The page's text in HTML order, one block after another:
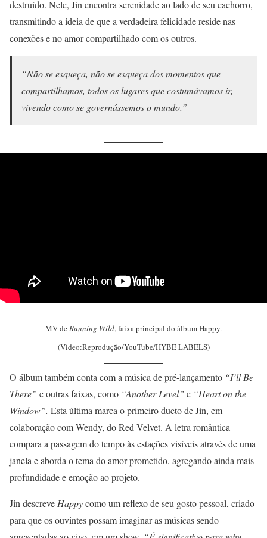
destruído. Nele, Jin encontra serenidade ao lado de seu cachorro,
transmitindo a ideia de que a verdadeira felicidade reside nas
conexões e no amor compartilhado com os outros.
“Não se esqueça, não se esqueça dos momentos que
compartilhamos, todos os lugares que costumávamos ir,
vivendo como se governássemos o mundo.”
MV deRunning Wild, faixa principal do álbum Happy.
(Video:Reprodução/YouTube/HYBE LABELS)
O álbum também conta com a música de pré-lançamento “I’ll Be
There” e outras faixas, como “Another Level” e “Heart on the
Window”. Esta última marca o primeiro dueto de Jin, em
colaboração com Wendy, do Red Velvet. A letra romântica
compara a passagem do tempo às estações visíveis através de uma
janela e aborda o tema do amor prometido, agregando ainda mais
profundidade e emoção ao projeto.
Jin descreve Happycomo um reflexo de seu gosto pessoal, criado
para que os ouvintes possam imaginar as músicas sendo